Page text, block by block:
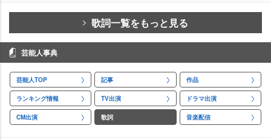
歌詞一覧をもっと見る
芸能人事典
芸能人TOP 記事 作品
ランキング情報 TV出演 ドラマ出演
CM出演 歌詞 音楽配信